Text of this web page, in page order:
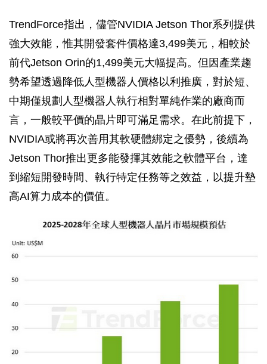
TrendForce指出，儘管NVIDIA Jetson Thor系列提供
強大效能，惟其開發套件價格達3,499美元，相較於
前代Jetson Orin的1,499美元大幅提高。但因產業趨
勢希望透過降低人型機器人價格以利推廣，對於短、
中期僅規劃人型機器人執行相對單純作業的廠商而
言，一般較平價的晶片即可滿足需求。在此前提下，
NVIDIA或將再次善用其軟硬體綁定之優勢，後續為
Jetson Thor推出更多能發揮其效能之軟體平台，達
到縮短開發時間、執行特定任務等之效益，以提升墊
高AI算力成本的價值。